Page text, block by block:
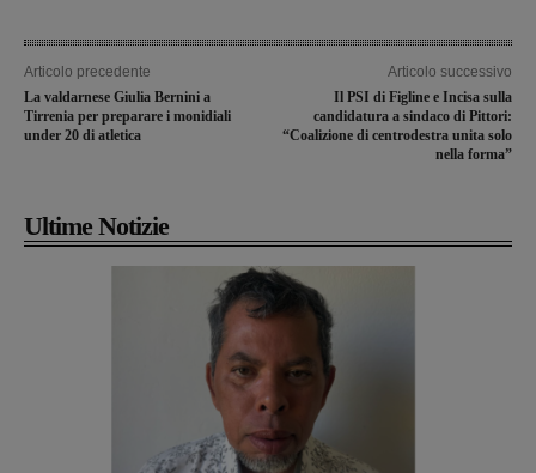
Articolo precedente
La valdarnese Giulia Bernini a
Tirrenia per preparare i monidiali
under 20 di atletica
Articolo successivo
Il PSI di Figline e Incisa sulla
candidatura a sindaco di Pittori:
“Coalizione di centrodestra unita solo
nella forma”
Ultime Notizie